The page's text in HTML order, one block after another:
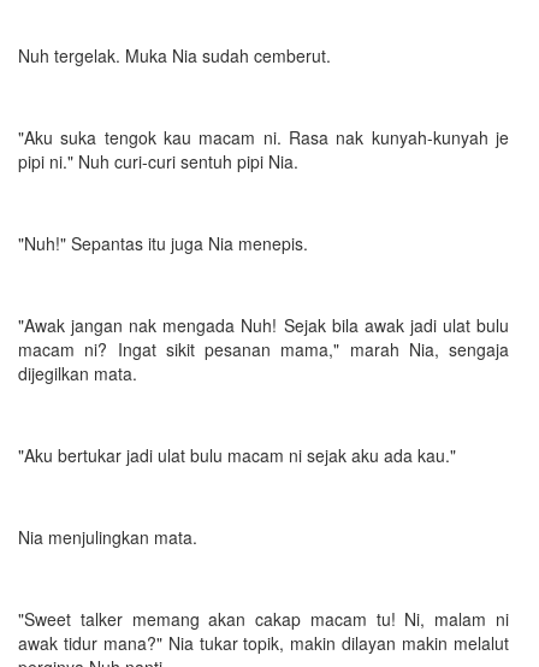
Nuh tergelak. Muka Nia sudah cemberut.
"Aku suka tengok kau macam ni. Rasa nak kunyah-kunyah je
pipi ni." Nuh curi-curi sentuh pipi Nia.
"Nuh!" Sepantas itu juga Nia menepis.
"Awak jangan nak mengada Nuh! Sejak bila awak jadi ulat bulu
macam ni? Ingat sikit pesanan mama," marah Nia, sengaja
dijegilkan mata.
"Aku bertukar jadi ulat bulu macam ni sejak aku ada kau."
Nia menjulingkan mata.
"Sweet talker memang akan cakap macam tu! Ni, malam ni
awak tidur mana?" Nia tukar topik, makin dilayan makin melalut